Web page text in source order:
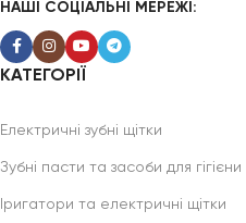
НАШІ СОЦІАЛЬНІ МЕРЕЖІ:
КАТЕГОРІЇ
Електричні зубні щітки
Зубні пасти та засоби для
Іригатори та електричні щітки